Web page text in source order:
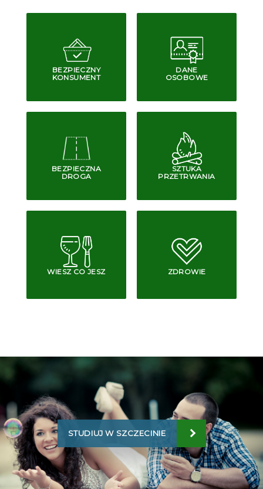
BEZPIECZNY
KONSUMENT
DANE
OSOBOWE
BEZPIECZNA
DROGA
SZTUKA
PRZETRWANIA
WIESZ CO JESZ ZDROWIE
STUDIUJ W SZCZECINIE